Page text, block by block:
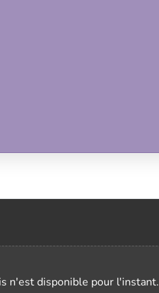
n'est disponible pour l'instant.